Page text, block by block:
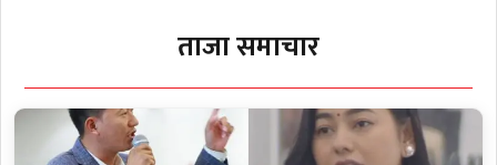
ताजा समाचार